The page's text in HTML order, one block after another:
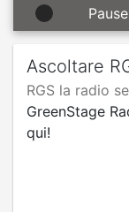
Ascoltare
RGS la radio
GreenStage
qui!